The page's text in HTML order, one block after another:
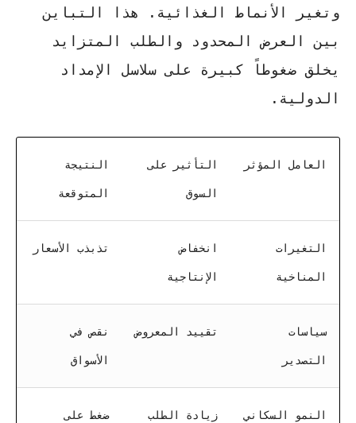
وتغير الأنماط الغذائية. هذا التباين
بين العرض المحدود والطلب المتزايد
يخلق ضغوطاً كبيرة على سلاسل الإمداد
الدولية.
العامل المؤثر التأثير على
السوق
النتيجة
المتوقعة
التغيرات
المناخية
انخفاض
الإنتاجية
تذبذب الأسعار
سياسات
التصدير
تقييد المعروض نقص في
الأسواق
النمو السكاني زيادة الطلب ضغط على